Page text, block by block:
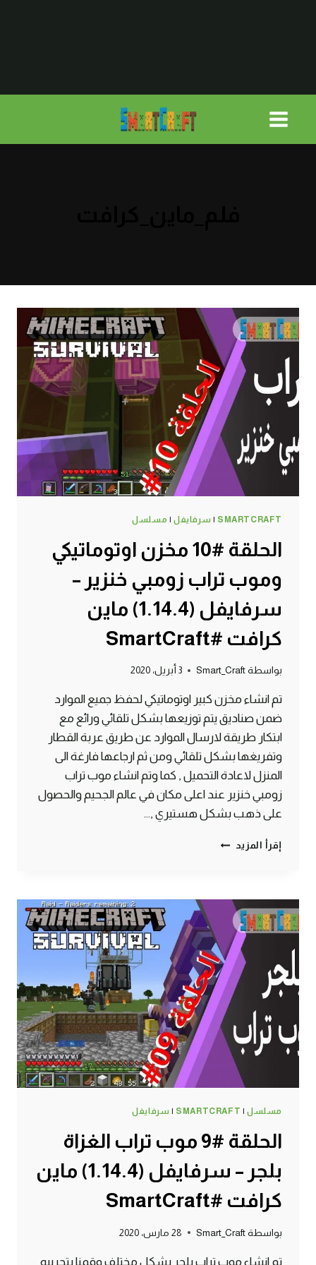
SMARTCRAFT
| سرفايفل| مسلسل
الحلقة #10 مخزن اوتوماتيكي
وموب تراب زومبي خنزير –
سرفايفل (1.14.4) ماين
كرافت #SmartCraft
بواسطة Smart_Craft 3 أبريل، 2020
تم انشاء مخزن كبير اوتوماتيكي لحفظ جميع الموارد
ضمن صناديق يتم توزيعها بشكل تلقائي ورائع مع
ابتكار طريقة لارسال الموارد عن طريق عربة القطار
وتفريغها بشكل تلقائي ومن ثم ارجاعها فارغة الى
المنزل لاعادة التحميل , كما وتم انشاء موب تراب
زومبي خنزير عند اعلى مكان في عالم الجحيم والحصول
على ذهب بشكل هستيري ,…
إقرأ المزيد الحلقة
وموب
تراب
زومبي
خنزير
–
سرفايفل
(1.14.4)
ماين
كرافت
#SMARTCRAFT
مسلسل|
SMARTCRAFT
| سرفايفل
الحلقة #9 موب تراب الغزاة
بلجر – سرفايفل (1.14.4) ماين
كرافت #SmartCraft
بواسطة Smart_Craft 28 مارس، 2020
تم انشاء موب تراب بلجر بشكل مختلف وقمنا بتجريبه